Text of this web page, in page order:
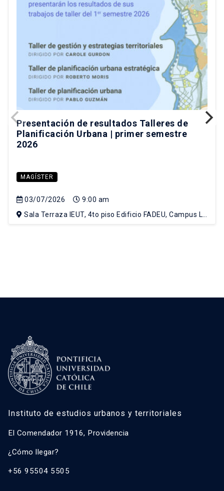
Presentación de resultados Talleres de
Planificación Urbana | primer semestre
2026
MAGÍSTER
03/07/2026
9:00 am
Sala Terraza IEUT, 4to piso Edificio FADEU, Campus Lo
Instituto de estudios urbanos y territoriales
El Comendador 1916, Providencia
¿Cómo llegar?
+56 95504 5505